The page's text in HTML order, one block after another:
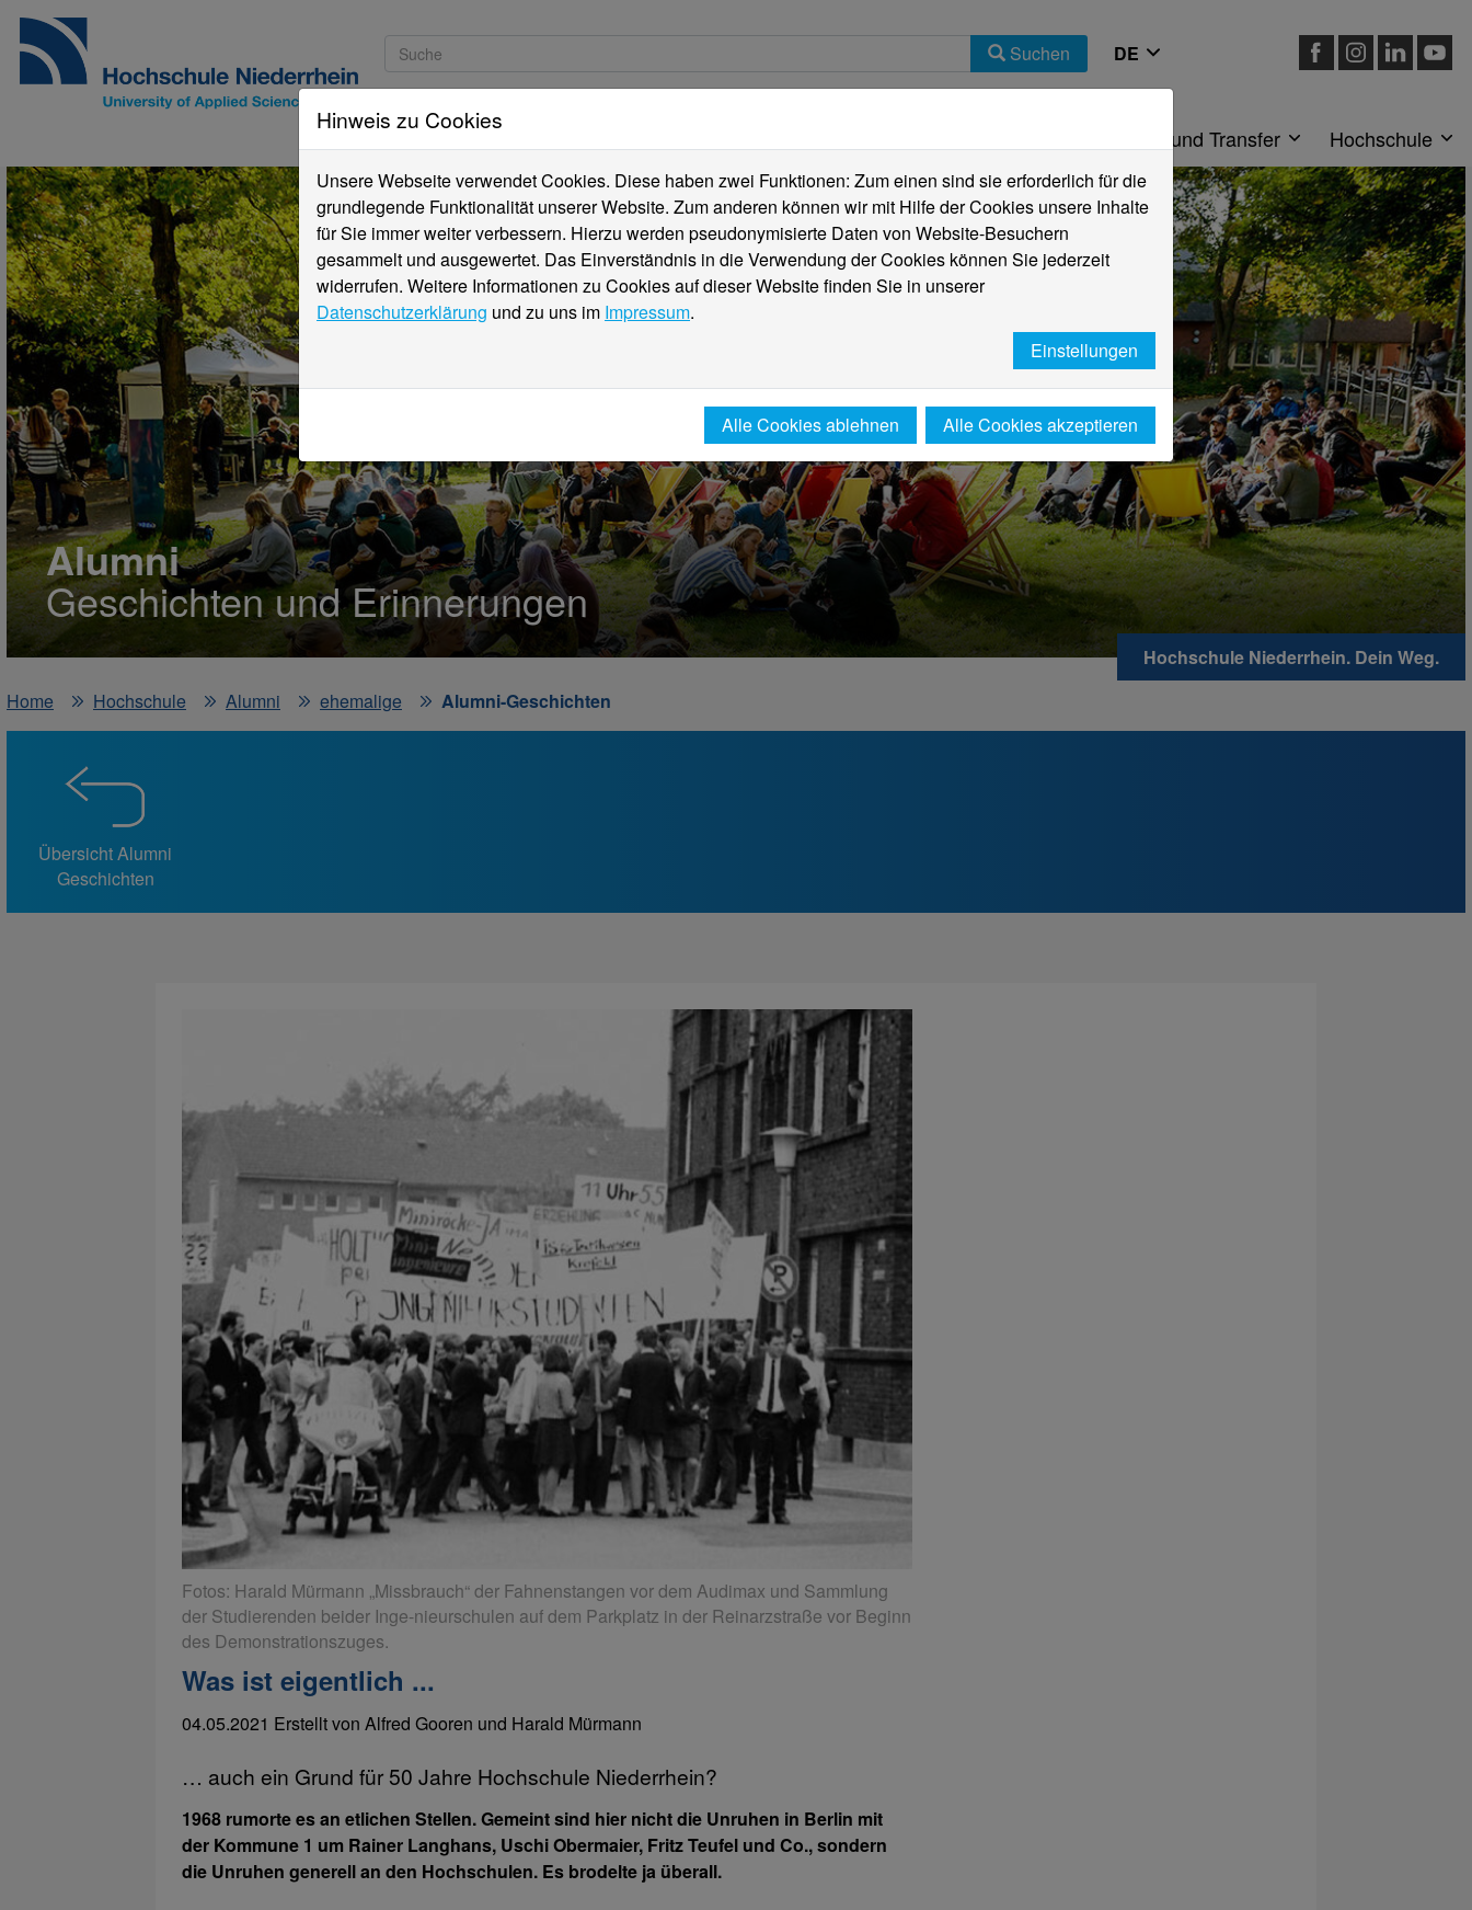
Suchen
Studieninteressierte Forschung und Transfer Hochschule
Alumni
Geschichten und Erinnerungen
Hochschule Niederrhein. Dein Weg.
Home
Hochschule Alumni ehemalige Alumni-Geschichten
Übersicht Alumni
Geschichten
Fotos: Harald Mürmann „Missbrauch“ der Fahnenstangen vor dem Audimax und Sammlung
der Studierenden beider Inge-nieurschulen auf dem Parkplatz in der Reinarzstraße vor Beginn
des Demonstrationszuges.
Was ist eigentlich ...
04.05.2021 Erstellt von Alfred Gooren und Harald Mürmann
… auch ein Grund für 50 Jahre Hochschule Niederrhein?
1968 rumorte es an etlichen Stellen. Gemeint sind hier nicht die Unruhen in Berlin mit
der Kommune 1 um Rainer Langhans, Uschi Obermaier, Fritz Teufel und Co., sondern
die Unruhen generell an den Hochschulen. Es brodelte ja überall.
Hinweis zu Cookies
Unsere Webseite verwendet Cookies. Diese haben zwei Funktionen: Zum einen sind sie erforderlich für die
grundlegende Funktionalität unserer Website. Zum anderen können wir mit Hilfe der Cookies unsere Inhalte
für Sie immer weiter verbessern. Hierzu werden pseudonymisierte Daten von Website-Besuchern
gesammelt und ausgewertet. Das Einverständnis in die Verwendung der Cookies können Sie jederzeit
widerrufen. Weitere Informationen zu Cookies auf dieser Website finden Sie in unserer
Datenschutzerklärung und zu uns im Impressum.
Einstellungen
Alle Cookies ablehnen Alle Cookies akzeptieren